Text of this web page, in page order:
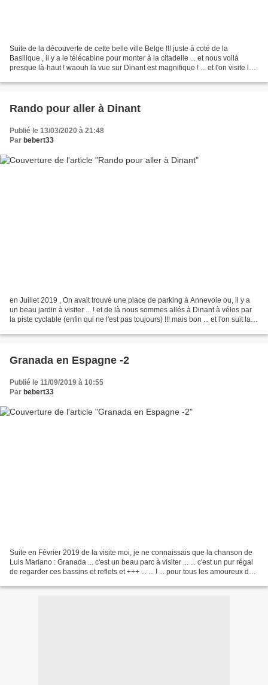
Suite de la découverte de cette belle ville Belge !!! juste à coté de la
Basilique , il y a le télécabine pour monter à la citadelle ... et nous voilà
presque là-haut ! waouh la vue sur Dinant est magnifique ! ... et l'on visite le
Rando pour aller à Dinant
Publié le 13/03/2020 à 21:48
Par bebert33
en Juillet 2019 , On avait trouvé une place de parking à Annevoie ou, il y a
un beau jardin à visiter ... ! et de là nous sommes allés à Dinant à vélos par
la piste cyclable (enfin qui ne l'est pas toujours) !!! mais bon ... et l'on suit la
Granada en Espagne -2
Publié le 11/09/2019 à 10:55
Par bebert33
Suite en Février 2019 de la visite moi, je ne connaissais que la chanson de
Luis Mariano : Granada ... c'est un beau parc à visiter ... ... c'est un pur régal
de regarder ces bassins et reflets et +++ ... ... ! ... pour tous les amoureux de